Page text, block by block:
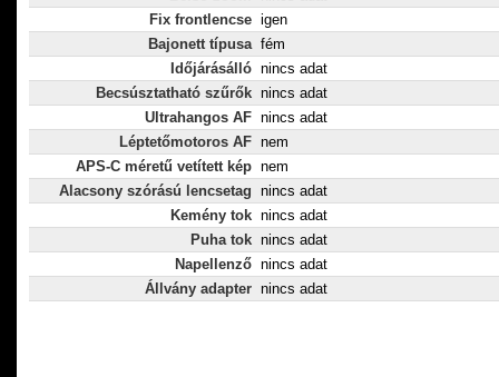
Fix frontlencse igen
Bajonett típusa fém
Időjárásálló nincs adat
Becsúsztatható szűrők nincs adat
Ultrahangos AF nincs adat
Léptetőmotoros AF nem
APS-C méretű vetített kép nem
Alacsony szórású lencsetag nincs adat
Kemény tok nincs adat
Puha tok nincs adat
Napellenző nincs adat
Állvány adapter nincs adat